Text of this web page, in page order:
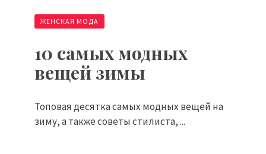
ЖЕНСКАЯ МОДА
10 самых модных
вещей зимы
Топовая десятка самых модных вещей на
зиму, а также советы стилиста, ...